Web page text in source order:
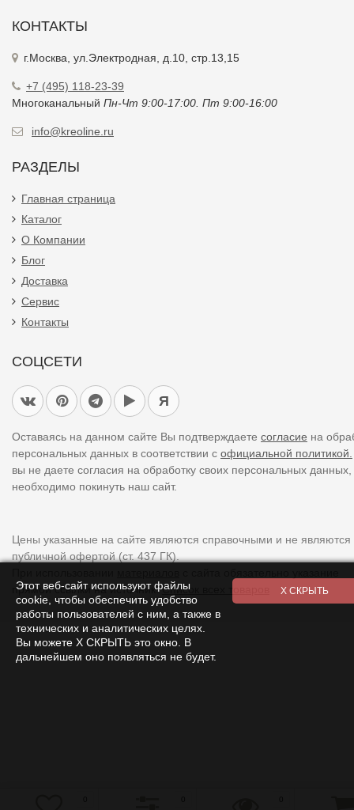
КОНТАКТЫ
г.Москва, ул.Электродная, д.10, стр.13,15
+7 (495) 118-23-39
Многоканальный Пн-Чт 9:00-17:00. Пт 9:00-16:00
info@kreoline.ru
РАЗДЕЛЫ
Главная страница
Каталог
О Компании
Блог
Доставка
Сервис
Контакты
СОЦСЕТИ
Я
Оставаясь на данном сайте Вы подтверждаете согласие на
персональных данных в соответствии с официальной политикой.
вы не даете согласия на обработку своих персональных
необходимо покинуть наш сайт.
Цены указанные на сайте являются справочными и не являются
публичной офертой (ст. 437 ГК).
прямой ссылки на источник.Список всех товаров
Этот веб-сайт используют файлы
cookie, чтобы обеспечить удобство
работы пользователей с ним, а также в
технических и аналитических целях.
Вы можете Х СКРЫТЬ это окно. В
дальнейшем оно появляться не будет.